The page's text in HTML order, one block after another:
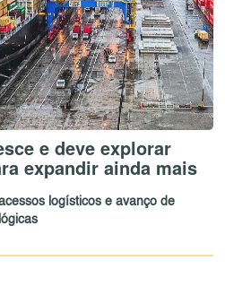
e deve explorar
expandir ainda mais
logísticos e avanço de